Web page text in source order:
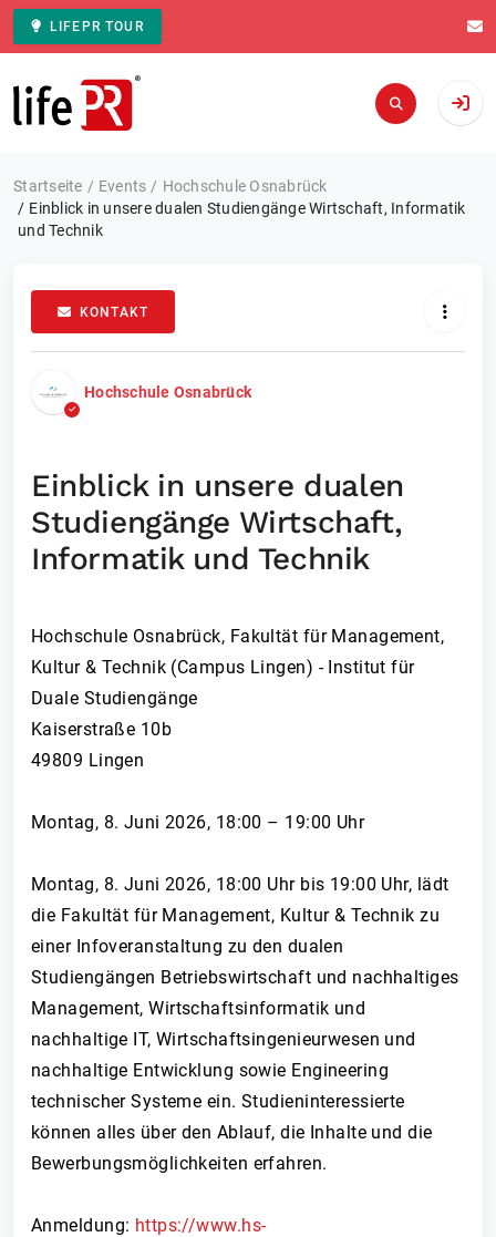
LIFEPR TOUR
Zur Startseite
Startseite Events
Hochschule Osnabrück
Einblick in unsere dualen Studiengänge Wirtschaft, Informatik
und Technik
KONTAKT
Hochschule Osnabrück
Einblick in unsere dualen
Studiengänge Wirtschaft,
Informatik und Technik
Hochschule Osnabrück, Fakultät für Management,
Kultur & Technik (Campus Lingen) - Institut für
Duale Studiengänge
Kaiserstraße 10b
49809 Lingen
Montag, 8. Juni 2026, 18:00 – 19:00 Uhr
Montag, 8. Juni 2026, 18:00 Uhr bis 19:00 Uhr, lädt
die Fakultät für Management, Kultur & Technik zu
einer Infoveranstaltung zu den dualen
Studiengängen Betriebswirtschaft und nachhaltiges
Management, Wirtschaftsinformatik und
nachhaltige IT, Wirtschaftsingenieurwesen und
nachhaltige Entwicklung sowie Engineering
technischer Systeme ein. Studieninteressierte
können alles über den Ablauf, die Inhalte und die
Bewerbungsmöglichkeiten erfahren.
Anmeldung: https://www.hs-